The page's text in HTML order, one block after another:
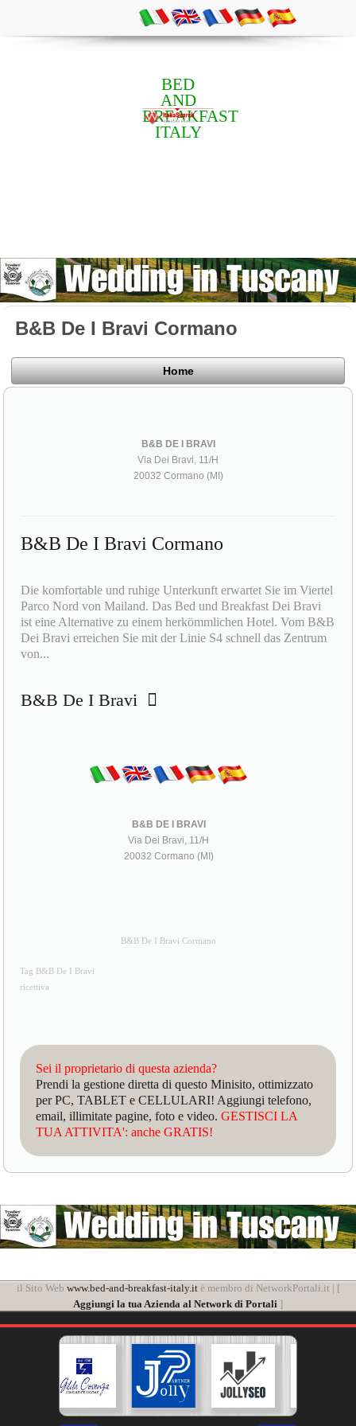
BED
AND
BREAKFAST
ITALY
B&B De I Bravi Cormano
Home
B&B DE I BRAVI
Via Dei Bravi, 11/H
20032 Cormano (MI)
B&B De I Bravi Cormano
Die komfortable und ruhige Unterkunft erwartet Sie im Viertel
Parco Nord von Mailand. Das Bed und Breakfast Dei Bravi
ist eine Alternative zu einem herkömmlichen Hotel. Vom B&B
Dei Bravi erreichen Sie mit der Linie S4 schnell das Zentrum
von...
B&B De I Bravi
B&B DE I BRAVI
Via Dei Bravi, 11/H
20032 Cormano (MI)
B&B De I Bravi Cormano
Tag B&B De I Bravi
ricettiva
Sei il proprietario di questa azienda?
Prendi la gestione diretta di questo Minisito, ottimizzato
per PC, TABLET e CELLULARI! Aggiungi telefono,
email, illimitate pagine, foto e video.GESTISCI LA
TUA ATTIVITA': anche GRATIS!
il Sito Web www.bed-and-breakfast-italy.itè membro di NetworkPortali.it | [
Aggiungi la tua Azienda al Network di Portali ]